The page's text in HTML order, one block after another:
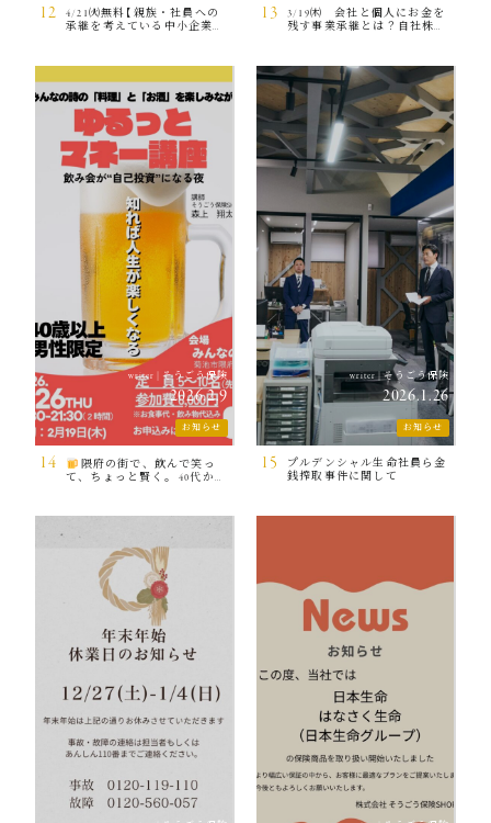
12
4/21㈫無料【親族・社員への
承継を考えている中小企業の
13
3/19㈭ 会社と個人にお金を
残す事業承継とは？自社株承
14
隈府の街で、飲んで笑っ
て、ちょっと賢く。 40代から
writer そうごう保険
2026.2.9
お知らせ
15
プルデンシャル生命社員ら金
銭搾取事件に関して
writer |そうごう保険
2026.1.26
お知らせ